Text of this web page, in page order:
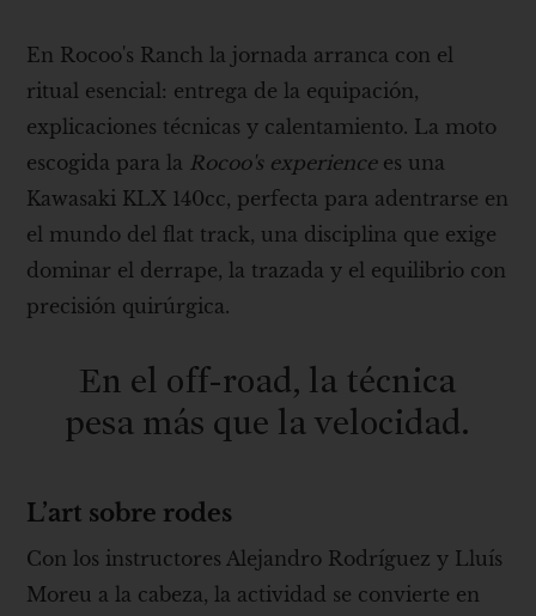
En Rocoo's Ranch la jornada arranca con el
ritual esencial: entrega de la equipación,
explicaciones técnicas y calentamiento. La moto
escogida para la Rocoo's experiencees una
Kawasaki KLX 140cc, perfecta para adentrarse en
el mundo del flat track, una disciplina que exige
dominar el derrape, la trazada y el equilibrio con
precisión quirúrgica.
En el off-road, la técnica
pesa más que la velocidad.
L’art sobre rodes
Con los instructores Alejandro Rodríguez y Lluís
Moreu a la cabeza, la actividad se convierte en